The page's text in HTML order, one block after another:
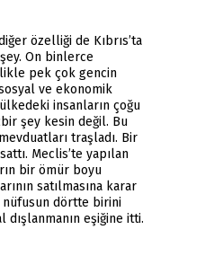
özelliği de Kıbrıs’ta
On binlerce
pek çok gencin
ve ekonomik
insanların çoğu
şey kesin değil. Bu
traşladı. Bir
Meclis’te yapılan
bir ömür boyu
satılmasına karar
dörtte birini
eşiğine itti.